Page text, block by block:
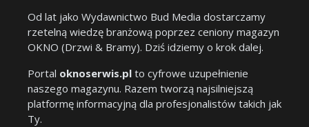
Od lat jako Wydawnictwo Bud Media dostarczamy
rzetelną wiedzę branżową poprzez ceniony magazyn
OKNO (Drzwi & Bramy). Dziś idziemy o krok dalej.
Portal oknoserwis.pl to cyfrowe uzupełnienie
naszego magazynu. Razem tworzą najsilniejszą
platformę informacyjną dla profesjonalistów takich jak
Ty.